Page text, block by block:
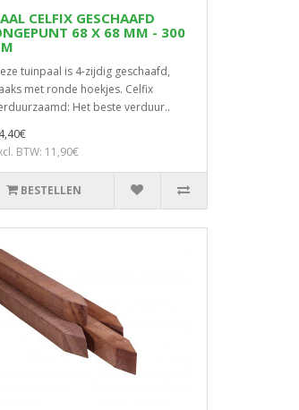
CELFIX GESCHAAFD
68 X 68 MM - 300
tuinpaal is 4-zijdig geschaafd,
met ronde hoekjes. Celfix
Het beste verduur..
BTW: 11,90€
BESTELLEN